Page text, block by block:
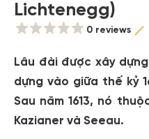
Lichtenegg)
0 reviews
Lâu đài được xây
dựng vào giữa thế kỷ
Sau năm 1613, nó
Kazianer và Seeau.